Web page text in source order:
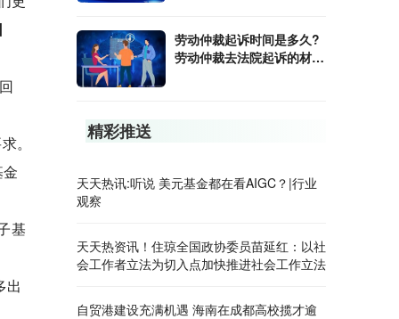
。
基
出
​劳动仲裁起诉时间是多久?
劳动仲裁去法院起诉的材料
精彩推送
天天热讯:听说 美元基金都在看AIGC？|行业
观察
天天热资讯！住琼全国政协委员苗延红：以社
会工作者立法为切入点加快推进社会工作立法
自贸港建设充满机遇 海南在成都高校揽才逾